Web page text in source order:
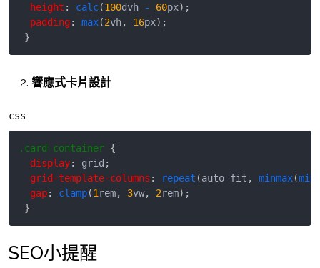
height : calc(100dvh - 60px) ;
padding: max(2vh, 16px) ;
}
響應式卡片設計
css
.card-container {
display: grid ;
grid-template-columns : repeat (auto-fit , minmax(min
gap: clamp(1 rem, 3vw, 2rem) ;
}
SEO小提醒